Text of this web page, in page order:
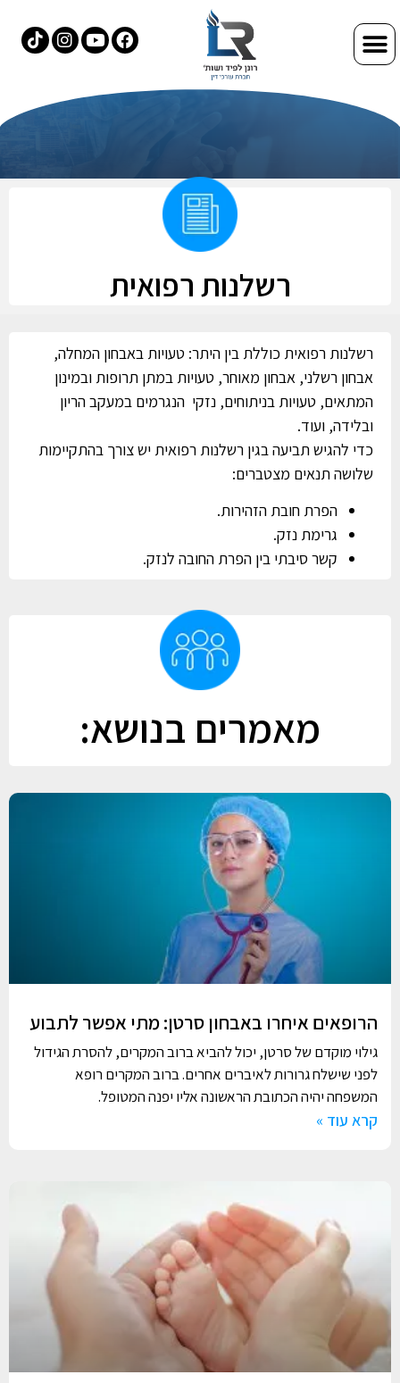
רשלנות רפואית
רשלנות רפואית כוללת בין היתר: טעויות באבחון המחלה,
אבחון רשלני, אבחון מאוחר, טעויות במתן תרופות ובמינון
המתאים, טעויות בניתוחים, נזקי הנגרמים במעקב הריון
ובלידה, ועוד.
כדי להגיש תביעה בגין רשלנות רפואית יש צורך בהתקיימות
שלושה תנאים מצטברים:
הפרת חובת הזהירות.
גרימת נזק.
קשר סיבתי בין הפרת החובה לנזק.
מאמרים בנושא:
הרופאים איחרו באבחון סרטן: מתי אפשר לתבוע
גילוי מוקדם של סרטן, יכול להביא ברוב המקרים, להסרת הגידול
לפני שישלח גרורות לאיברים אחרים. ברוב המקרים רופא
המשפחה יהיה הכתובת הראשונה אליו יפנה המטופל.
קרא עוד »